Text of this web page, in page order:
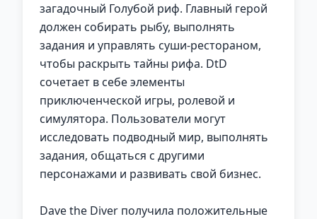
загадочный Голубой риф. Главный герой
должен собирать рыбу, выполнять
задания и управлять суши-рестораном,
чтобы раскрыть тайны рифа. DtD
сочетает в себе элементы
приключенческой игры, ролевой и
симулятора. Пользователи могут
исследовать подводный мир, выполнять
задания, общаться с другими
персонажами и развивать свой бизнес.
Dave the Diver получила положительные